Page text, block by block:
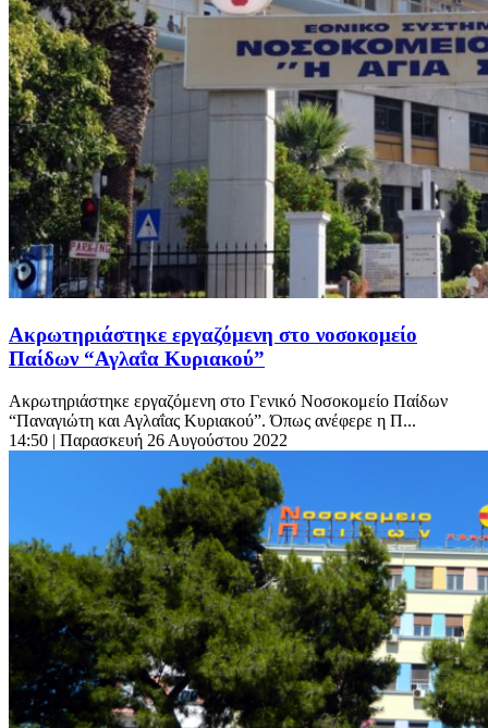
Ακρωτηριάστηκε εργαζόμενη στο νοσοκομείο
Παίδων “Αγλαΐα Κυριακού”
Ακρωτηριάστηκε εργαζόμενη στο Γενικό Νοσοκομείο Παίδων
“Παναγιώτη και Αγλαΐας Κυριακού”. Όπως ανέφερε η Π...
14:50 | Παρασκευή 26 Αυγούστου 2022